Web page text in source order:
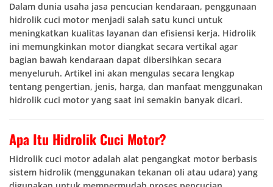
Dalam dunia usaha jasa pencucian kendaraan, penggunaan
hidrolik cuci motor menjadi salah satu kunci untuk
meningkatkan kualitas layanan dan efisiensi kerja. Hidrolik
ini memungkinkan motor diangkat secara vertikal agar
bagian bawah kendaraan dapat dibersihkan secara
menyeluruh. Artikel ini akan mengulas secara lengkap
tentang pengertian, jenis, harga, dan manfaat menggunakan
hidrolik cuci motor yang saat ini semakin banyak dicari.
Apa Itu Hidrolik Cuci Motor?
Hidrolik cuci motor adalah alat pengangkat motor berbasis
sistem hidrolik (menggunakan tekanan oli atau udara) yang